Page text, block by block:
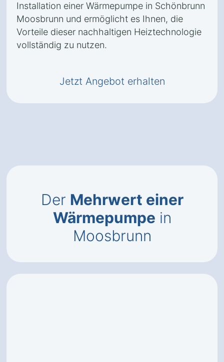
Installation einer Wärmepumpe in Schönbrunn
Moosbrunn und ermöglicht es Ihnen, die
Vorteile dieser nachhaltigen Heiztechnologie
vollständig zu nutzen.
Jetzt Angebot erhalten
Der Mehrwert einer
Wärmepumpe in
Moosbrunn